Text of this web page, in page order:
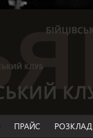
ПРАЙС РОЗКЛАД